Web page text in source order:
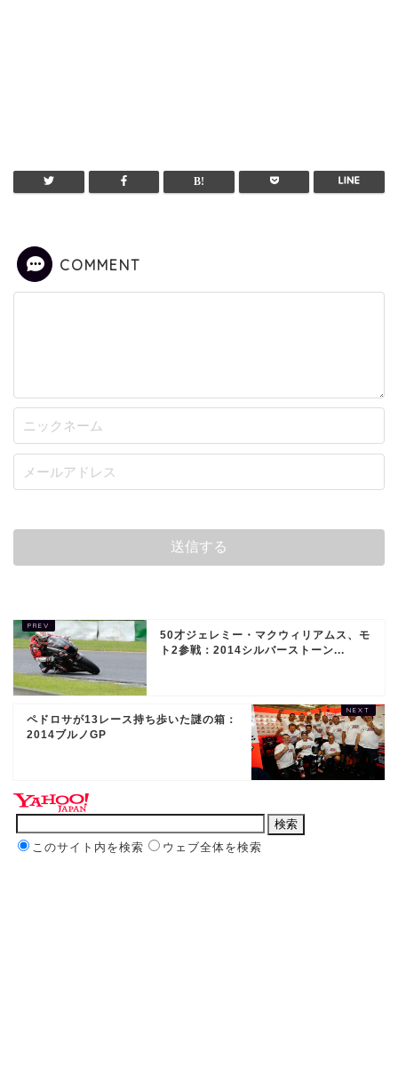
COMMENT
50才ジェレミー・マクウィリアムス、モ
ト2参戦：2014シルバーストーン...
ペドロサが13レース持ち歩いた謎の箱：
2014ブルノGP
このサイト内を検索 ウェブ全体を検索